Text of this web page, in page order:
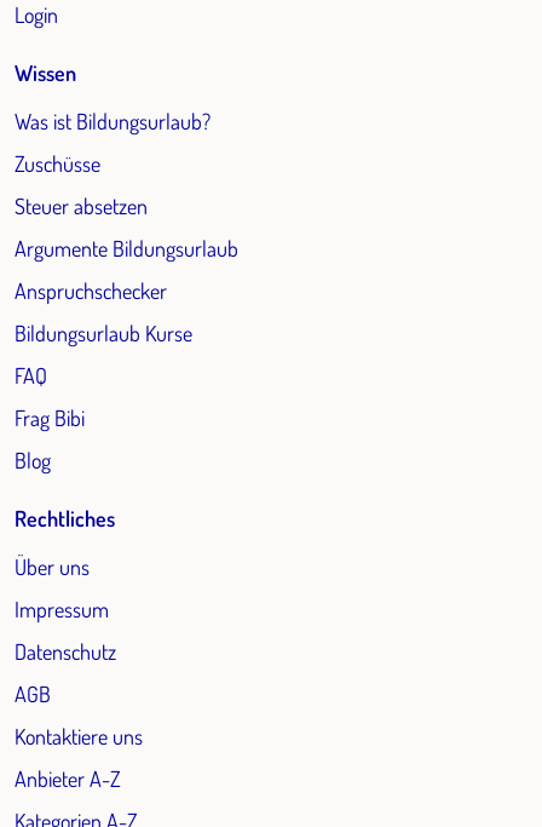
Login
Wissen
Was ist Bildungsurlaub?
Zuschüsse
Steuer absetzen
Argumente Bildungsurlaub
Anspruchschecker
Bildungsurlaub Kurse
FAQ
Frag Bibi
Blog
Rechtliches
Über uns
Impressum
Datenschutz
AGB
Kontaktiere uns
Anbieter A-Z
Kategorien A-Z